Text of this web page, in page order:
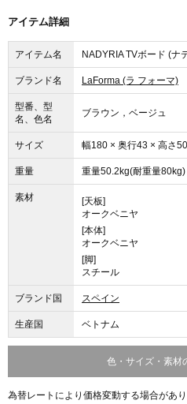
アイテム詳細
アイテム名 NADYRIA TVボード (ナ
ブランド名 LaForma (ラ フォーマ)
型番、型
名、色名
ブラウン，ベージュ
サイズ 幅180 × 奥行43 × 高さ
重量 重量50.2kg(耐重量80kg)
素材
[天板]
オークベニヤ
[本体]
オークベニヤ
[脚]
スチール
ブランド国 スペイン
生産国 ベトナム
色・サイズ・素材
為替レートにより価格変動する場合があ